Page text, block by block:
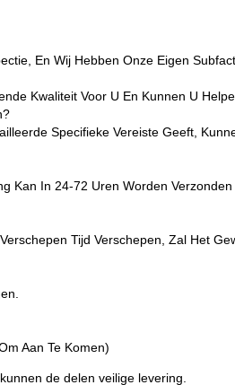
En Wij Hebben Onze Eigen
Kwaliteit Voor U En Kunnen U
Specifieke Vereiste Geeft,
Kan In 24-72 Uren Worden Verzonden
Tijd Verschepen, Zal Het
Aan Te Komen)
de delen veilige levering.